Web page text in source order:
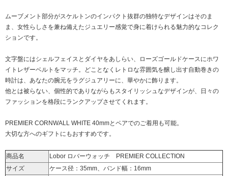
ムーブメント部分がスケルトンのインパクト抜群の独特なデザインはそのま
ま、女性らしさを兼ね備えたジュエリー感覚で身に着けられる魅力的なコレク
ションです。
文字盤にはシェルフェイスとダイヤをあしらい、ローズゴールドケースにホワ
イトレザーベルトをマッチ。どことなくレトロな雰囲気を醸し出す自動巻きの
時計は、あなたの腕元をラグジュアリーに、華やかに飾ります。
他とは被らない、個性的でありながらもスタイリッシュなデザインが、日々の
ファッションを格段にランクアップさせてくれます。
PREMIER CORNWALL WHITE 40mmとペアでのご着用も可能。
大切な方へのギフトにもおすすめです。
商品名
Lobor ロバーウォッチ PREMIER COLLECTION
サイズ
ケース径：35mm、バンド幅：16mm